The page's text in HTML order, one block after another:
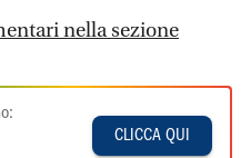
nella sezione
CLICCA QUI